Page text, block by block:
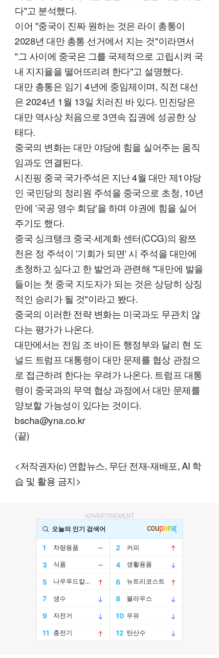
다"고 분석했다.
이어 "중국이 진짜 원하는 것은 라이 총통이
2028년 대만 총통 선거에서 지는 것"이라면서
"그 사이에 중국은 그를 국제적으로 고립시켜 국
내 지지율을 떨어뜨리려 한다"고 설명했다.
대만 총통은 임기 4년에 중임제이며, 직전 대선
은 2024년 1월 13일 치러진 바 있다. 민진당은
대만 역사상 처음으로 3연속 집권에 성공한 상
태다.
중국의 변화는 대만 야당에 힘을 실어주는 움직
임과도 연결된다.
시진핑 중국 국가주석은 지난 4월 대만 제1야당
인 국민당의 정리원 주석을 중국으로 초청, 10년
만에 '국공 영수 회담'을 하며 야권에 힘을 실어
주기도 했다.
중국 싱크탱크 중국·세계화 센터(CCG)의 왕쯔
천은 정 주석이 '기회가 되면' 시 주석을 대만에
초청하고 싶다고 한 발언과 관련해 "대만에 발을
들이는 첫 중국 지도자가 되는 것은 상당히 상징
적인 승리가 될 것"이라고 봤다.
중국의 이러한 전략 변화는 미국과도 무관치 않
다는 평가가 나온다.
대만에서는 전임 조 바이든 행정부와 달리 현 도
널드 트럼프 대통령이 대만 문제를 협상 관점으
로 접근하려 한다는 우려가 나온다. 트럼프 대통
령이 중국과의 무역 협상 과정에서 대만 문제를
양보할 가능성이 있다는 것이다.
bscha@yna.co.kr
(끝)
<저작권자(c) 연합뉴스, 무단 전재-재배포, AI 학
습 및 활용 금지>
ADVERTISEMENT